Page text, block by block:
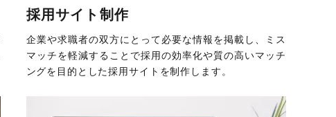
採用サイト制作
企業や求職者の双方にとって必要な情報を掲載し、ミス
マッチを軽減することで採用の効率化や質の高いマッチ
ングを目的とした採用サイトを制作します。